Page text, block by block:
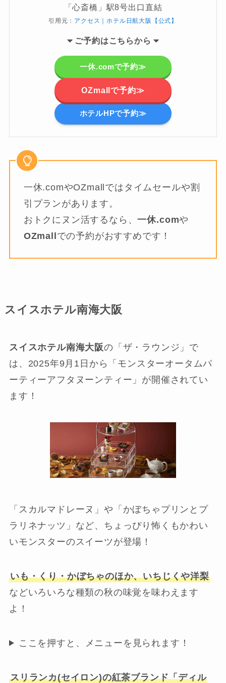
「心斎橋」駅8号出口直結
引用元： アクセス｜ホテル日航大阪【公式】
ご予約はこちらから
一休.comで予約≫
OZmallで予約≫
ホテルHPで予約≫
一休.comやOZmallではタイムセールや割
引プランがあります。
おトクにヌン活するなら、一休.comや
OZmall での予約がおすすめです！
スイスホテル南海大阪
スイスホテル南海大阪の「ザ・ラウンジ」で
は、2025年9月1日から「モンスターオータムパ
ーティーアフタヌーンティー」が開催されてい
ます！
「スカルマドレーヌ」や「かぼちゃプリンとプ
ラリネナッツ」など、ちょっぴり怖くもかわい
いモンスターのスイーツが登場！
いも・くり・かぼちゃのほか、いちじくや洋梨
などいろいろな種類の秋の味覚を味わえます
よ！
ここを押すと、メニューを見られます！
スリランカ(セイロン)の紅茶ブランド「ディル